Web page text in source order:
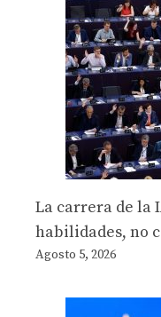
La carrera de la
habilidades, no
Agosto 5, 2026